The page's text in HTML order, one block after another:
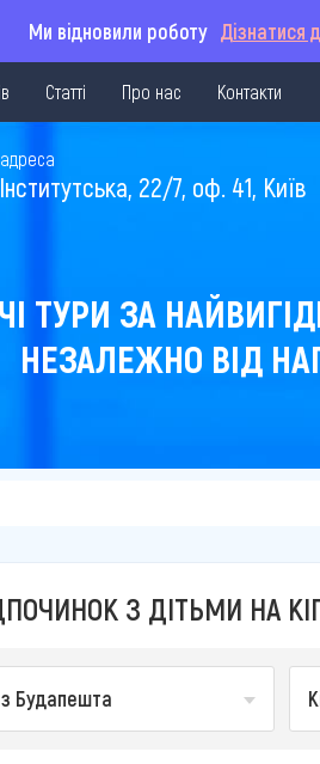
Ми відновили роботу Дізнатися
Статті Про нас Контакти
22/7, оф. 41, Київ
ТУРИ ЗА
НЕЗАЛЕЖНО ВІД
З ДІТЬМИ НА
з Будапешта